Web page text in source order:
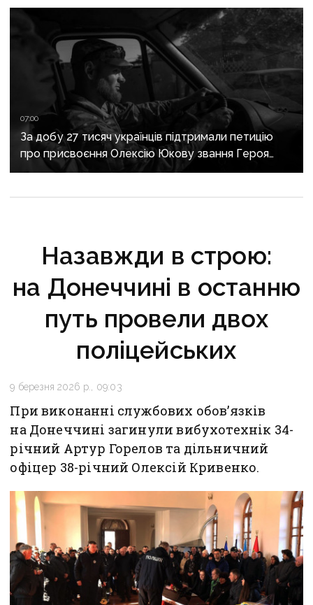
07:00
За добу 27 тисяч українців підтримали петицію
про присвоєння Олексію Юкову звання Героя
України посмертно
Назавжди в строю:
на Донеччині в останню
путь провели двох
поліцейських
9 березня 2026 р., 09:03
При виконанні службових обов’язків
на Донеччині загинули вибухотехнік 34-
річний Артур Горелов та дільничний
офіцер 38-річний Олексій Кривенко.